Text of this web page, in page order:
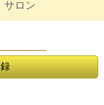
サロン